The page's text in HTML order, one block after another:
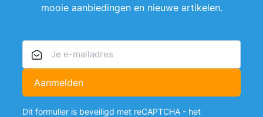
mooie aanbiedingen en nieuwe artikelen.
Aanmelden
Dit formulier is beveiligd met reCAPTCHA - het